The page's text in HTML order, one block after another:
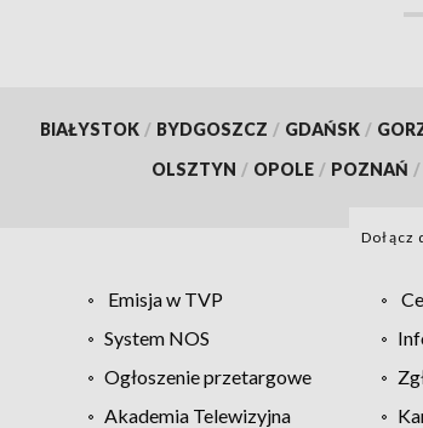
BIAŁYSTOK / BYDGOSZCZ / GDAŃSK /
OLSZTYN / OPOLE / POZNAŃ /
Dołącz
Emisja w TVP
System NOS
Ogłoszenie przetargowe
Akademia Telewizyjna